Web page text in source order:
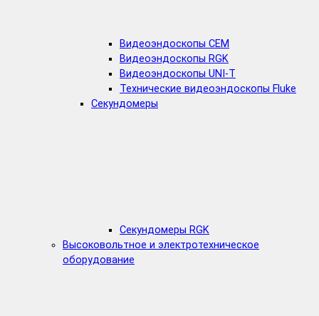
Видеоэндоскопы CEM
Видеоэндоскопы RGK
Видеоэндоскопы UNI-T
Технические видеоэндоскопы Fluke
Секундомеры
Секундомеры RGK
Высоковольтное и электротехническое
оборудование